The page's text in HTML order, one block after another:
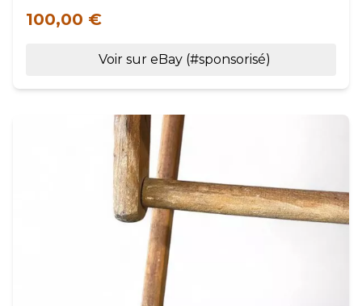
100,00 €
Voir sur eBay (#sponsorisé)